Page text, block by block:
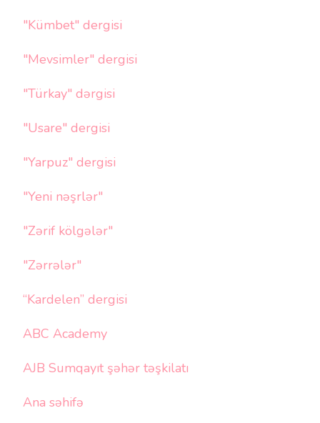
"Kümbet" dergisi
"Mevsimler" dergisi
"Türkay" dərgisi
"Usare" dergisi
"Yarpuz" dergisi
"Yeni nəşrlər"
"Zərif kölgələr"
"Zərrələr"
“Kardelen” dergisi
ABC Academy
AJB Sumqayıt şəhər təşkilatı
Ana səhifə